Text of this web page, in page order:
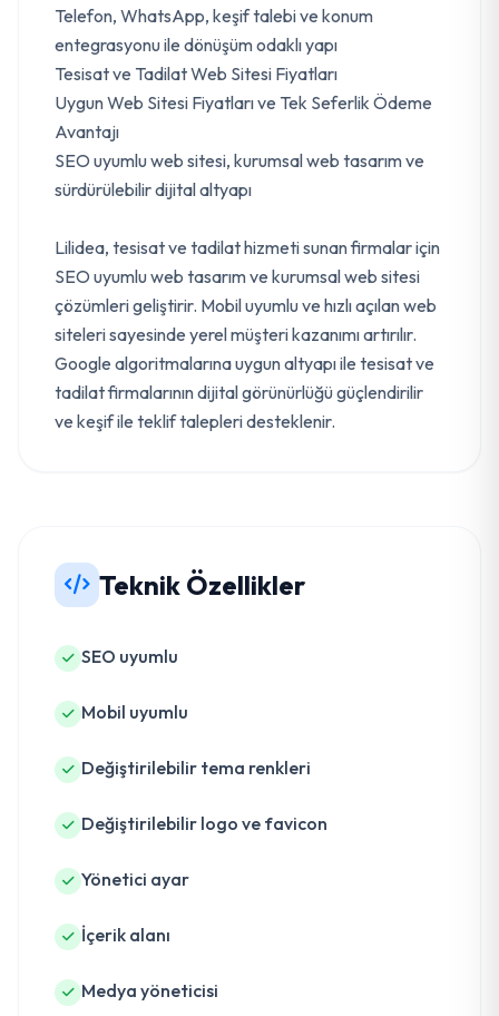
Telefon, WhatsApp, keşif talebi ve konum
entegrasyonu ile dönüşüm odaklı yapı
Tesisat ve Tadilat Web Sitesi Fiyatları
Uygun Web Sitesi Fiyatları ve Tek Seferlik Ödeme
Avantajı
SEO uyumlu web sitesi, kurumsal web tasarım ve
sürdürülebilir dijital altyapı
Lilidea, tesisat ve tadilat hizmeti sunan firmalar için
SEO uyumlu web tasarım ve kurumsal web sitesi
çözümleri geliştirir. Mobil uyumlu ve hızlı açılan web
siteleri sayesinde yerel müşteri kazanımı artırılır.
Google algoritmalarına uygun altyapı ile tesisat ve
tadilat firmalarının dijital görünürlüğü güçlendirilir
ve keşif ile teklif talepleri desteklenir.
Teknik Özellikler
SEO uyumlu
Mobil uyumlu
Değiştirilebilir tema renkleri
Değiştirilebilir logo ve favicon
Yönetici ayar
İçerik alanı
Medya yöneticisi